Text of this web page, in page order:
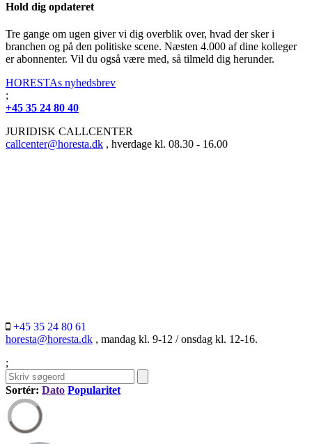
Hold dig opdateret
Tre gange om ugen giver vi dig overblik over, hvad der sker i
branchen og på den politiske scene. Næsten 4.000 af dine kolleger
er abonnenter. Vil du også være med, så tilmeld dig herunder.
HORESTAs nyhedsbrev
;
+45 35 24 80 40
JURIDISK CALLCENTER
callcenter@horesta.dk , hverdage kl. 08.30 - 16.00
+45 35 24 80 61
horesta@horesta.dk , mandag kl. 9-12 / onsdag kl. 12-16.
;
Sortér: Dato Popularitet